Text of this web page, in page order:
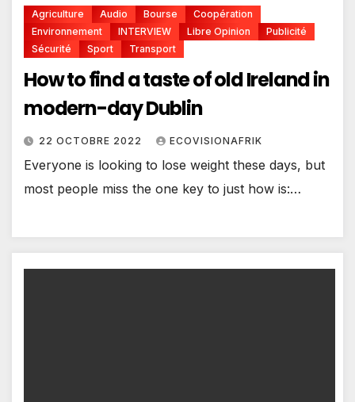
Agriculture Audio Bourse
Coopération
Environnement
INTERVIEW Libre Opinion
Publicité
Sécurité
Sport Transport
How to find a taste of old Ireland in
modern-day Dublin
22 OCTOBRE 2022 ECOVISIONAFRIK
Everyone is looking to lose weight these days, but
most people miss the one key to just how is:…